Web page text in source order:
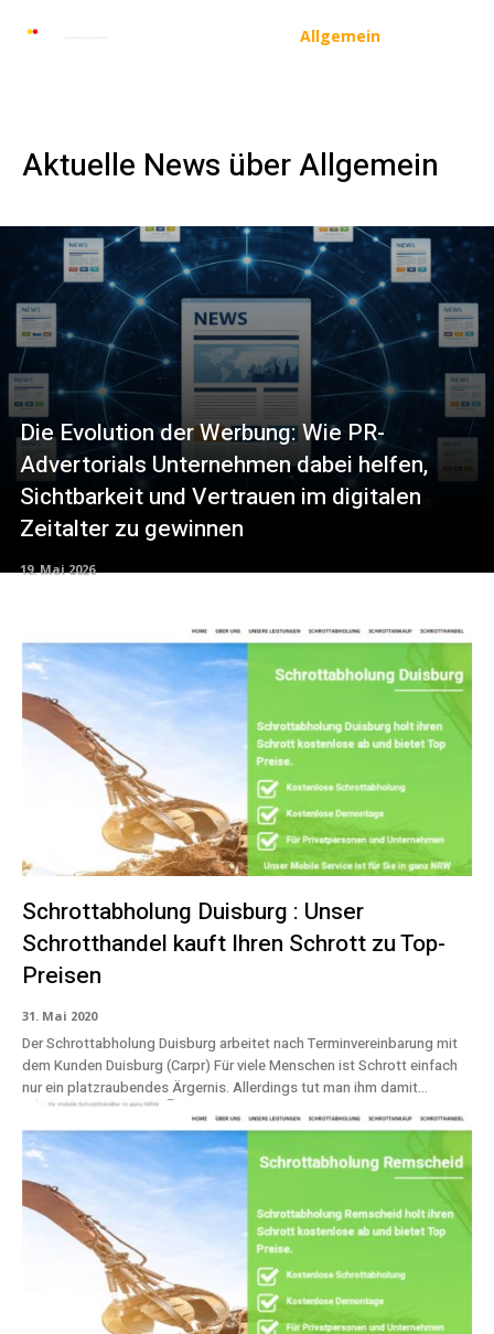
Allgemein
Aktuelle News überAllgemein
Die Evolution der Werbung: Wie PR-
Advertorials Unternehmen dabei helfen,
Sichtbarkeit und Vertrauen im digitalen
Zeitalter zu gewinnen
19. Mai 2026
Schrottabholung Duisburg : Unser
Schrotthandel kauft Ihren Schrott zu Top-
Preisen
31. Mai 2020
Der Schrottabholung Duisburg arbeitet nach Terminvereinbarung mit
dem Kunden Duisburg (Carpr) Für viele Menschen ist Schrott einfach
nur ein platzraubendes Ärgernis. Allerdings tut man ihm damit...